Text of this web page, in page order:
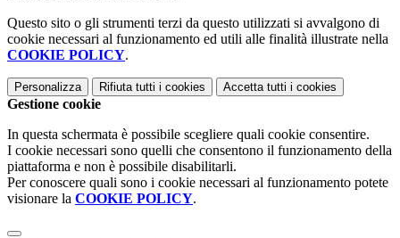
Questo sito o gli strumenti terzi da questo utilizzati si avvalgono di
cookie necessari al funzionamento ed utili alle finalità illustrate nella
COOKIE POLICY.
Personalizza Rifiuta tutti i cookies Accetta tutti i cookies
Gestione cookie
In questa schermata è possibile scegliere quali cookie consentire.
I cookie necessari sono quelli che consentono il funzionamento della
piattaforma e non è possibile disabilitarli.
Per conoscere quali sono i cookie necessari al funzionamento potete
visionare la COOKIE POLICY.